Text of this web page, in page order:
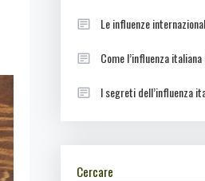
Le influenze
Come l’influenza
I segreti dell’influenza
Cercare